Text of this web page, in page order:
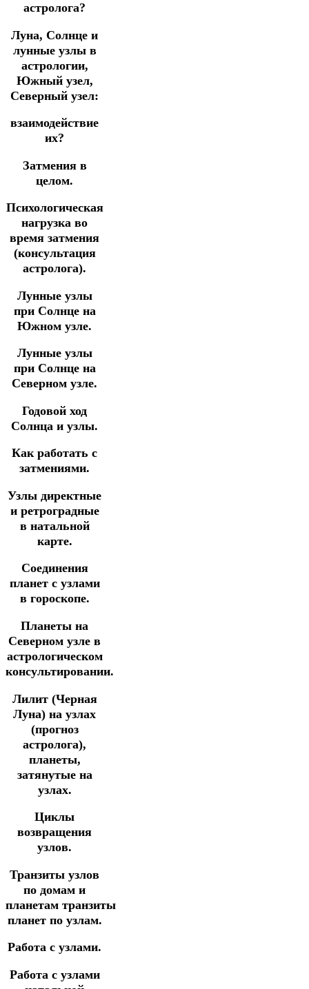
астролога?
Луна, Солнце и
лунные узлы в
астрологии,
Южный узел,
Северный узел:
взаимодействие
их?
Затмения в
целом.
Психологическая
нагрузка во
время затмения
(консультация
астролога).
Лунные узлы
при Солнце на
Южном узле.
Лунные узлы
при Солнце на
Северном узле.
Годовой ход
Солнца и узлы.
Как работать с
затмениями.
Узлы директные
и ретроградные
в натальной
карте.
Соединения
планет с узлами
в гороскопе.
Планеты на
Северном узле в
астрологическом
консультировании.
Лилит (Черная
Луна) на узлах
(прогноз
астролога),
планеты,
затянутые на
узлах.
Циклы
возвращения
узлов.
Транзиты узлов
по домам и
планетам транзиты
планет по узлам.
Работа с узлами.
Работа с узлами